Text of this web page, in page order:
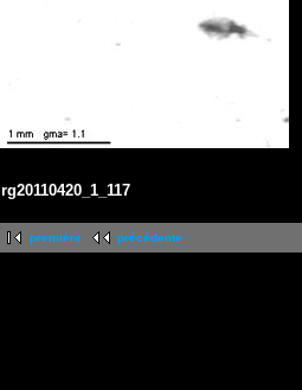
rg20110420_1_117
première précédente